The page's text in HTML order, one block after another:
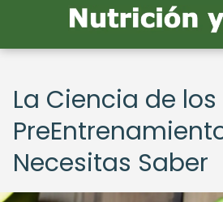
La Ciencia de los
Necesitas Saber